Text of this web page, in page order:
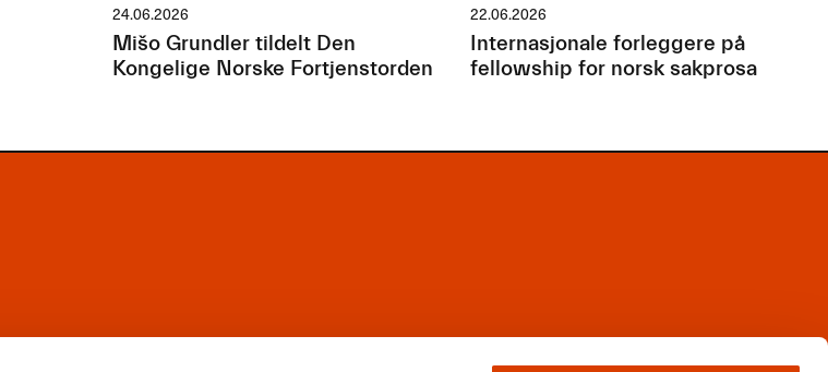
24.06.2026
Mišo Grundler tildelt Den
Kongelige Norske Fortjenstorden
22.06.2026
Internasjonale forleggere på
fellowship for norsk sakprosa